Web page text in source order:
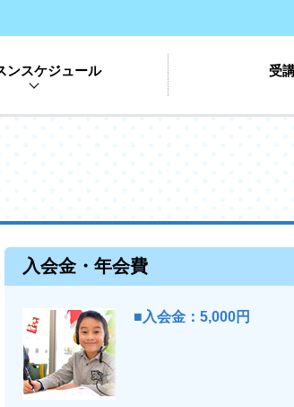
ンスケジュール 受
入会金・年会費
■入会金：5,000円